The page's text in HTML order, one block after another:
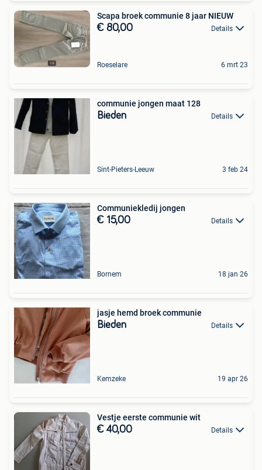
Scapa broek communie 8 jaar NIEUW
€ 80,00 Details
Roeselare 6 mrt 23
communie jongen maat 128
Bieden Details
Sint-Pieters-Leeuw 3 feb 24
Communiekledij jongen
€ 15,00 Details
Bornem 18 jan 26
jasje hemd broek communie
Bieden Details
Kemzeke 19 apr 26
Vestje eerste communie wit
€ 40,00 Details